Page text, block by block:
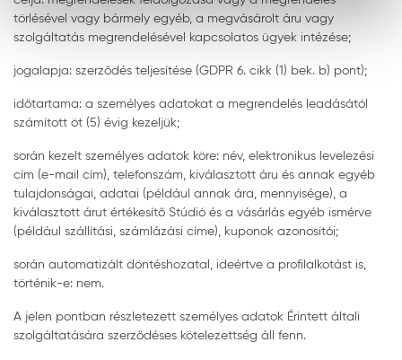
törlésével vagy bármely egyéb, a megvásárolt áru vagy
szolgáltatás megrendelésével kapcsolatos ügyek intézése;
jogalapja: szerződés teljesítése (GDPR 6. cikk (1) bek. b) pont);
időtartama: a személyes adatokat a megrendelés leadásától
számított öt (5) évig kezeljük;
során kezelt személyes adatok köre: név, elektronikus levelezési
cím (e-mail cím), telefonszám, kiválasztott áru és annak egyéb
tulajdonságai, adatai (például annak ára, mennyisége), a
kiválasztott árut értékesítő Stúdió és a vásárlás egyéb ismérve
(például szállítási, számlázási címe), kuponok azonosítói;
során automatizált döntéshozatal, ideértve a profilalkotást is,
történik-e: nem.
A jelen pontban részletezett személyes adatok Érintett általi
szolgáltatására szerződéses kötelezettség áll fenn.